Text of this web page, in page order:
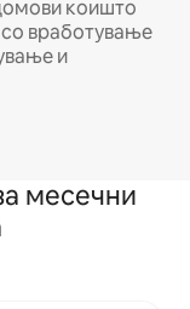
коишто
вработување
и
месечни